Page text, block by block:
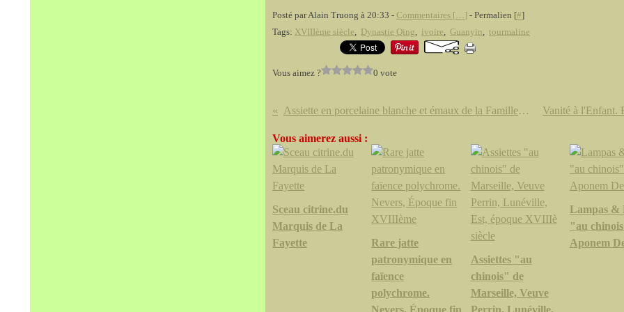
Posté par Alain Truong à 20:33 - Commentaires [… ] - Permalien [#]
Tags: XVIIIème siècle, Dynastie Qing, ivoire, Guanyin, tourmaline
Vous aimez ? 0 vote
Assiette en porcelaine blanche et émaux de la Famille rose. Marque à six caractères Yongzheng en bleu sous couverte
Vous aimerez aussi :
Sceau citrine.du
Marquis de La
Fayette
Rare jatte
patronymique en
faïence
polychrome.
Nevers, Époque fin
Assiettes "au
chinois" de
Marseille, Veuve
Perrin, Lunéville,
Lampas &
"au
Aponem